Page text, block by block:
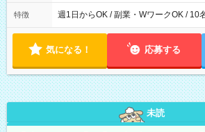
特徴 週1日からOK / 副業・WワークOK / 10
気になる！ 応募する
未読